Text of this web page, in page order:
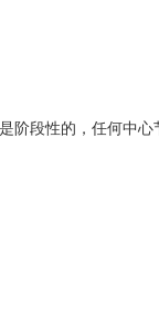
阶段性的，任何中心